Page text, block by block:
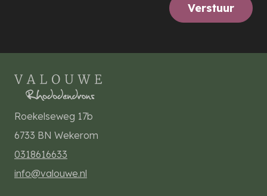
Verstuur
Roekelseweg 17b
6733 BN Wekerom
0318616633
info@valouwe.nl